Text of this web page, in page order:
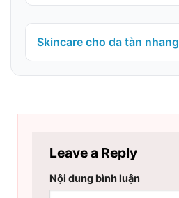
Skincare cho da tàn nhang
Leave a Reply
Nội dung bình luận